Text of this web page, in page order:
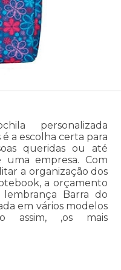
personalizada
a escolha certa para
queridas ou até
empresa. Com
a organização dos
a orçamento
lembrança Barra do
em vários modelos
assim, ,os mais